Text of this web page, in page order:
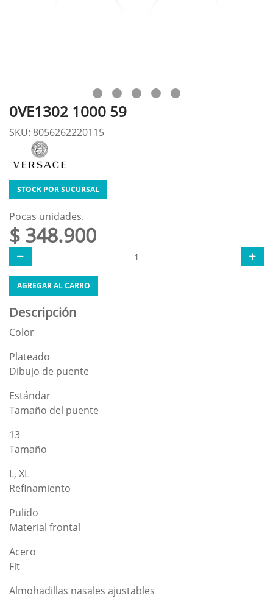
0VE1302 1000 59
SKU: 8056262220115
STOCK POR SUCURSAL
Pocas unidades.
$ 348.900
AGREGAR AL CARRO
Descripción
Color
Plateado
Dibujo de puente
Estándar
Tamaño del puente
13
Tamaño
L, XL
Refinamiento
Pulido
Material frontal
Acero
Fit
Almohadillas nasales ajustables